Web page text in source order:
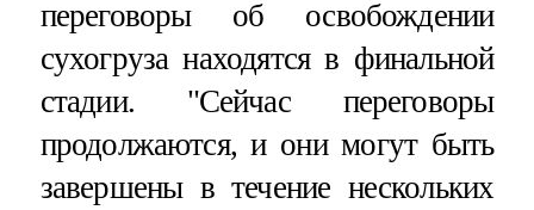
переговоры об освобождении
сухогруза находятся в финальной
стадии. "Сейчас переговоры
продолжаются, и они могут быть
завершены в течение нескольких